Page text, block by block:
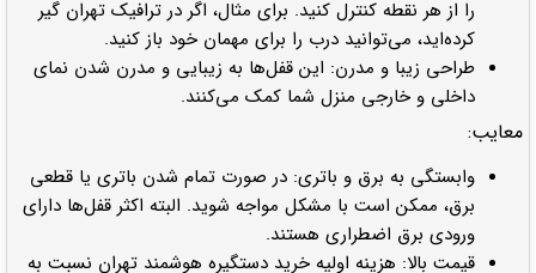
را از هر نقطه کنترل کنید. برای مثال، اگر در ترافیک تهران گیر
کرده‌اید، می‌توانید درب را برای مهمان خود باز کنید.
طراحی زیبا و مدرن: این قفل‌ها به زیبایی و مدرن شدن نمای
داخلی و خارجی منزل شما کمک می‌کنند.
معایب:
وابستگی به برق و باتری: در صورت تمام شدن باتری یا قطعی
برق، ممکن است با مشکل مواجه شوید. البته اکثر قفل‌ها دارای
ورودی برق اضطراری هستند.
قیمت بالا: هزینه اولیه خرید دستگیره هوشمند تهران نسبت به